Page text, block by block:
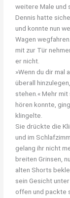
weitere Male und
Dennis hatte
und konnte nun
Wagen
mit zur Tür
er nicht.
»Wenn du dir mal
überall
stehen.« Mehr
hören konnte,
klingelte.
Sie drückte die
und im
gelang ihr nicht
breiten Grinsen,
alten Shorts
sein Gesicht
offen und packte